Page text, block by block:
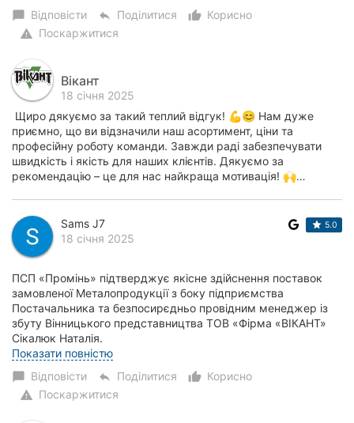
chat_bubble Відповісти reply Поділитися thumb_up_alt
Корисно
warning Поскаржитися
Вікант
18 січня 2025
Щиро дякуємо за такий теплий відгук! 💪😊 Нам дуже
приємно, що ви відзначили наш асортимент, ціни та
професійну роботу команди. Завжди раді забезпечувати
швидкість і якість для наших клієнтів. Дякуємо за
рекомендацію – це для нас найкраща мотивація! 🙌…
Sams J7
18 січня 2025
5.0
ПСП «Промінь» підтверджує якісне здійснення поставок
замовленої Металопродукції з боку підприємства
Постачальника та безпосирєдньо провідним менеджер із
збуту Вінницького представництва ТОВ «Фірма «ВІКАНТ»
Сікалюк Наталія.
Зобовязання між сторонами в...
Показати повністю
chat_bubble Відповісти reply Поділитися thumb_up_alt
Корисно
warning Поскаржитися